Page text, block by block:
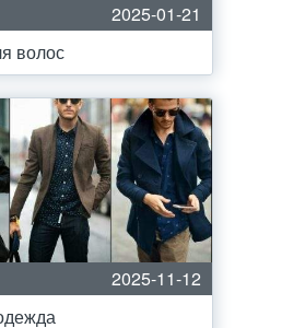
2025-01-21
волос
2025-11-12